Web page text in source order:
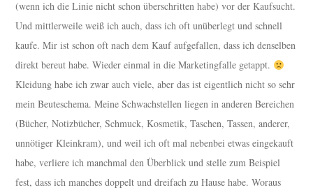
(wenn ich die Linie nicht schon überschritten habe) vor der Kaufsucht.
Und mittlerweile weiß ich auch, dass ich oft unüberlegt und schnell
kaufe. Mir ist schon oft nach dem Kauf aufgefallen, dass ich denselben
direkt bereut habe. Wieder einmal in die Marketingfalle getappt.
Kleidung habe ich zwar auch viele, aber das ist eigentlich nicht so sehr
mein Beuteschema. Meine Schwachstellen liegen in anderen Bereichen
(Bücher, Notizbücher, Schmuck, Kosmetik, Taschen, Tassen, anderer,
unnötiger Kleinkram), und weil ich oft mal nebenbei etwas eingekauft
habe, verliere ich manchmal den Überblick und stelle zum Beispiel
fest, dass ich manches doppelt und dreifach zu Hause habe. Woraus